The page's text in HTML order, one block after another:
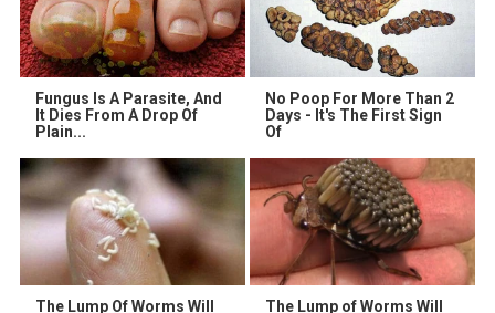
Fungus Is A Parasite, And
It Dies From A Drop Of
Plain...
No Poop For More Than 2
Days - It's The First Sign
Of
The Lump Of Worms Will
The Lump of Worms Will